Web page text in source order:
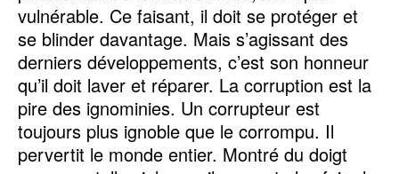
vulnérable. Ce faisant, il doit se protéger et
se blinder davantage. Mais s’agissant des
derniers développements, c’est son honneur
qu’il doit laver et réparer. La corruption est la
pire des ignominies. Un corrupteur est
toujours plus ignoble que le corrompu. Il
pervertit le monde entier. Montré du doigt